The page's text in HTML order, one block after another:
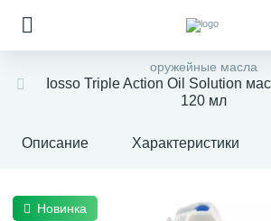
оружейные масла
Iosso Triple Action Oil Solution
120 мл
Описание Характеристики
Новинка